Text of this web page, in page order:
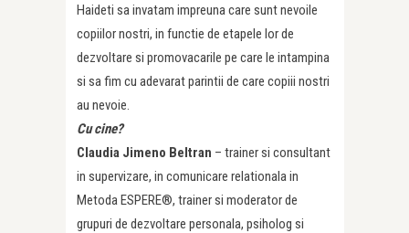
Haideti sa invatam impreuna care sunt nevoile
copiilor nostri, in functie de etapele lor de
dezvoltare si promovacarile pe care le intampina
si sa fim cu adevarat parintii de care copiii nostri
au nevoie.
Cu cine?
Claudia Jimeno Beltran – trainer si consultant
in supervizare, in comunicare relationala in
Metoda ESPERE®, trainer si moderator de
grupuri de dezvoltare personala, psiholog si